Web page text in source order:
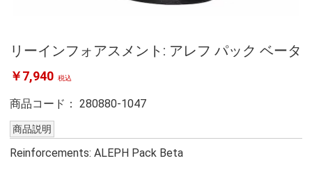
リーインフォアスメント: アレフ パック ベータ
￥7,940 税込
商品コード： 280880-1047
商品説明
Reinforcements: ALEPH Pack Beta